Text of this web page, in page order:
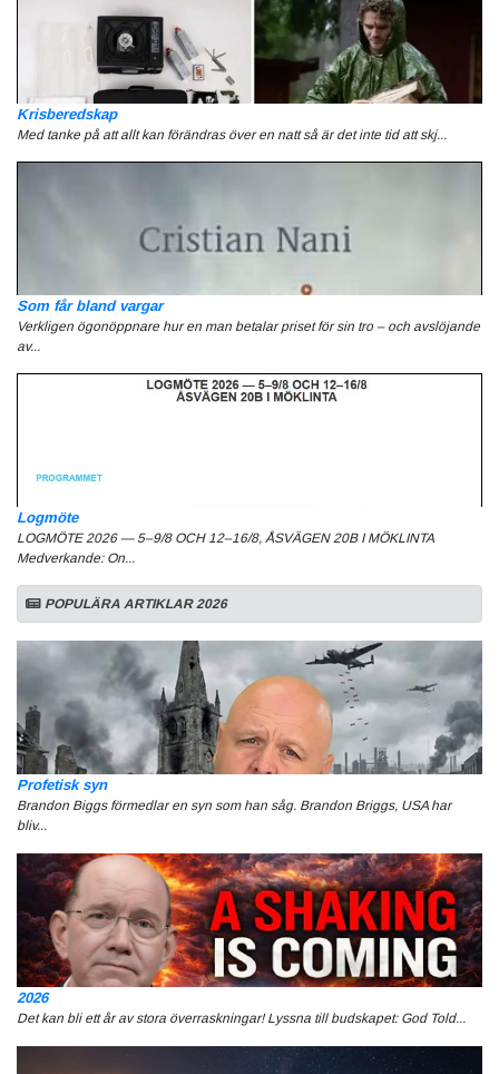
Krisberedskap
Med tanke på att allt kan förändras över en natt så är det inte tid att skj...
Som får bland vargar
Verkligen ögonöppnare hur en man betalar priset för sin tro – och avslöjande
av...
Logmöte
LOGMÖTE 2026 — 5–9/8 OCH 12–16/8, ÅSVÄGEN 20B I MÖKLINTA
Medverkande: On...
POPULÄRA ARTIKLAR 2026
Profetisk syn
Brandon Biggs förmedlar en syn som han såg. Brandon Briggs, USA har
bliv...
2026
Det kan bli ett år av stora överraskningar! Lyssna till budskapet: God Told...